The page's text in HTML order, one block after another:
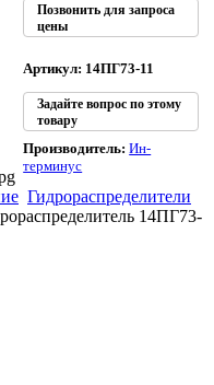
Позвонить для запроса
цены
Артикул: 14ПГ73-11
Задайте вопрос по этому
товару
Производитель:Ин-
терминус
Гидрораспределители
14ПГ73-